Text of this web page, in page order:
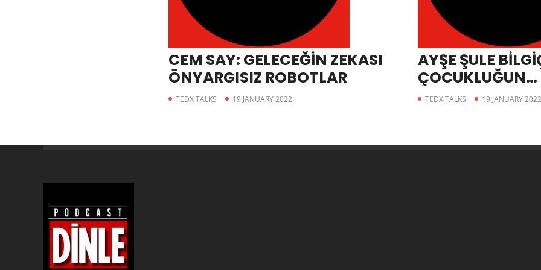
CEM SAY: GELECEĞİN ZEKASI
ÖNYARGISIZ ROBOTLAR
TEDX TALKS 19 JANUARY 2022
AYŞE ŞULE
ÇOCUKLUĞUN
TEDX TALKS 19 JANUARY 2022